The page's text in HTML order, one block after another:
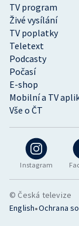
Instagram
TV program
Živé vysílání
TV poplatky
Teletext
Podcasty
Počasí
E-shop
Mobilní a TV
Vše o ČT
© Česká televize
English•Ochrana